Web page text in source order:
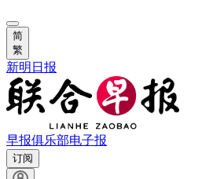
简
繁
新明日报
早报俱乐部电子报
订阅